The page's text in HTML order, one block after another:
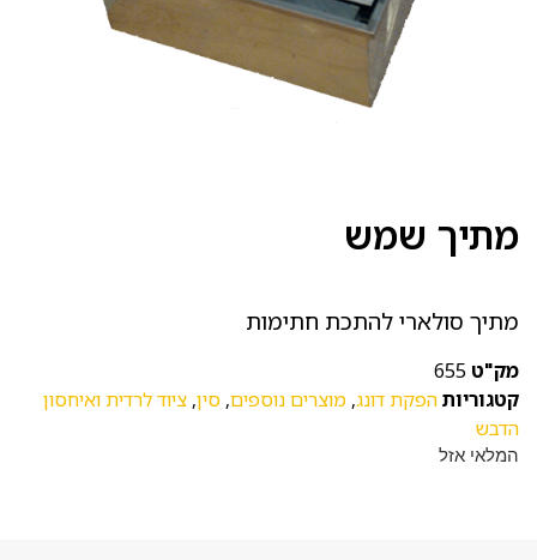
מתיך שמש
מתיך סולארי להתכת חתימות
מק"ט 655
קטגוריותהפקת דונג, מוצרים נוספים, סין, ציוד לרדית ואיחסון
הדבש
המלאי אזל